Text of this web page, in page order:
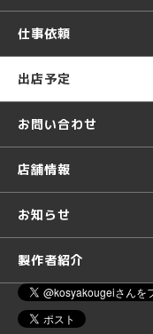
仕事依頼
出店予定
お問い合わせ
店舗情報
お知らせ
製作者紹介